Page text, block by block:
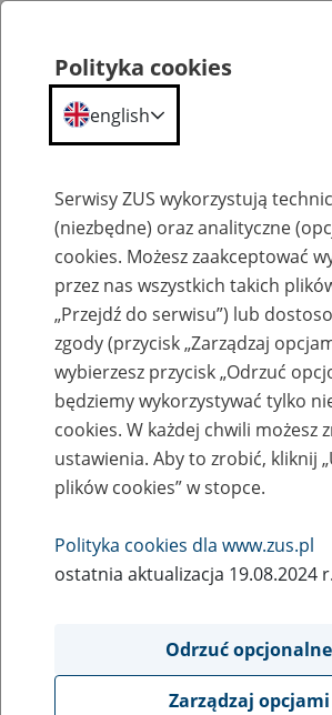
Praca w ZUS
Wszystkie oferty pracy
Jednostka ZUS:
Data publikacji od
Polityka cookies
english
Serwisy ZUS wykorzystują
(niezbędne) oraz analityczne
cookies. Możesz zaakceptować
przez nas wszystkich takich
„Przejdź do serwisu”) lub
zgody (przycisk „Zarządzaj
wybierzesz przycisk „Odrzuć
będziemy wykorzystywać tylko
cookies. W każdej chwili możesz
ustawienia. Aby to zrobić, kliknij
plików cookies” w stopce.
Polityka cookies dla www.zus.pl
ostatnia aktualizacja 19.08.2024 r.
Odrzuć opcjonalne
Zarządzaj opcjami